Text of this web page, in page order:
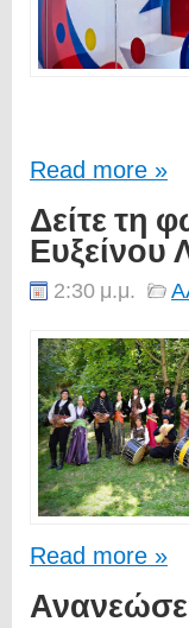
Read more »
Δείτε τη
2:30 μ.μ.
Read more »